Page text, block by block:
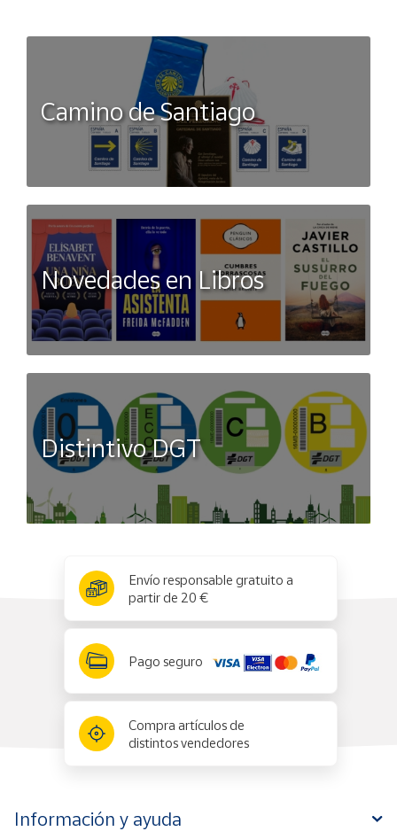
Camino de Santiago
Novedades en Libros
Distintivo DGT
Envío responsable gratuito a
partir de 20 €
Pago seguro
Compra artículos de
distintos vendedores
Información y ayuda